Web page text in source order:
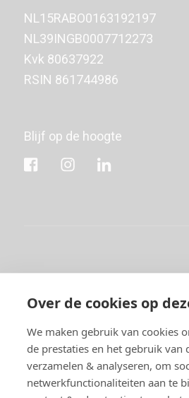
Over de cookies op
We maken gebruik van cookies
de prestaties en het gebruik van
verzamelen & analyseren, om
netwerkfunctionaliteiten aan te
NL15RABO0163192197
NL39INGB0007712273
Kvk 80637922
RSIN 861744986
Blijf op de hoogte
voorbehouden
Privacy Disclaimer Cookies